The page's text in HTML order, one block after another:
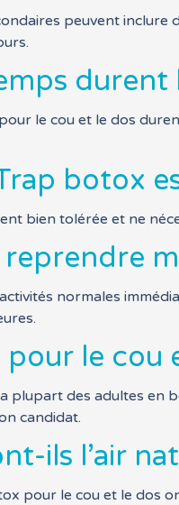
peuvent inclure
durent
le cou et le dos
botox
bien tolérée et ne
normales
le cou
plupart des adultes en
candidat.
ils l’air
pour le cou et le dos